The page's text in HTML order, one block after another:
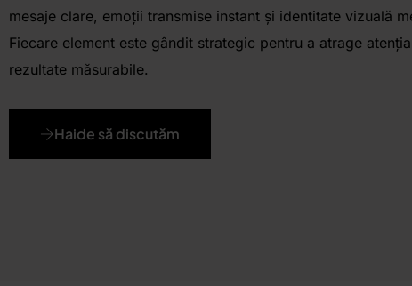
mesaje clare, emoții transmise instant și identitate vizuală
Fiecare element este gândit strategic pentru a atrage
rezultate măsurabile.
Haide să discutăm